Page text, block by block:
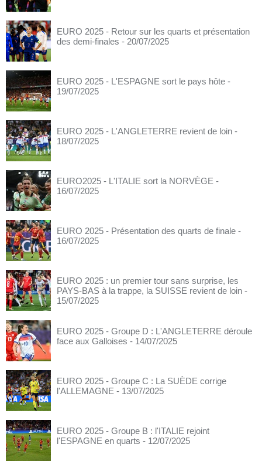
EURO 2025 - Retour sur les quarts et présentation
des demi-finales - 20/07/2025
EURO 2025 - L'ESPAGNE sort le pays hôte -
19/07/2025
EURO 2025 - L'ANGLETERRE revient de loin -
18/07/2025
EURO2025 - L'ITALIE sort la NORVÈGE -
16/07/2025
EURO 2025 - Présentation des quarts de finale -
16/07/2025
EURO 2025 : un premier tour sans surprise, les
PAYS-BAS à la trappe, la SUISSE revient de loin -
15/07/2025
EURO 2025 - Groupe D : L'ANGLETERRE déroule
face aux Galloises - 14/07/2025
EURO 2025 - Groupe C : La SUÈDE corrige
l'ALLEMAGNE - 13/07/2025
EURO 2025 - Groupe B : l'ITALIE rejoint
l'ESPAGNE en quarts - 12/07/2025